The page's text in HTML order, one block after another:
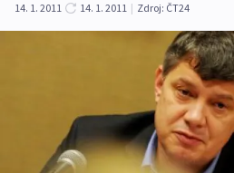
14. 1. 2011
14. 1. 2011 | Zdroj: ČT24